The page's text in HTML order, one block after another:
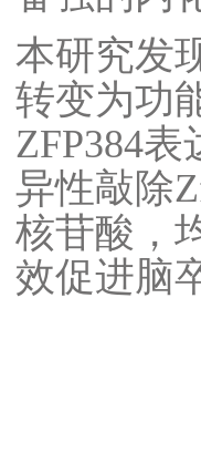
本研究发
转变为功
ZFP384
异性敲除
核苷酸，
效促进脑